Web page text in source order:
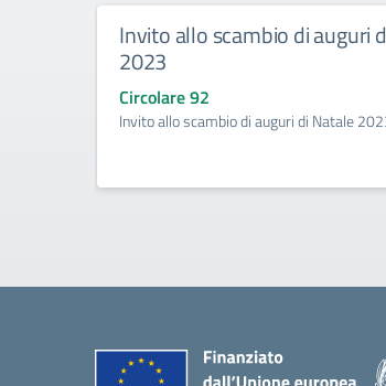
Invito allo scambio di auguri
2023
Circolare 92
Invito allo scambio di auguri di Natale